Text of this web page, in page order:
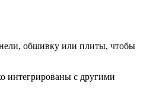
обшивку или плиты, чтобы
интегрированы с другими